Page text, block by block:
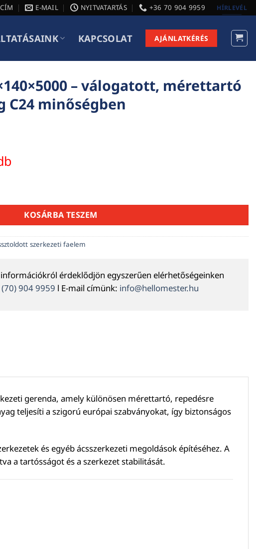
CÍM E-MAIL NYITVATARTÁS +36 70 904 9959 HÍRLEVÉL
KAPCSOLAT AJÁNLATKÉRÉS
– válogatott, mérettartó
C24 minőségben
mérettartó szerkezeti faanyag C24 minőségben
KOSÁRBA TESZEM
szerkezeti faelem
érdeklődjön egyszerűen elérhetőségeinken
904 9959 l E-mail címünk: info@hellomester.hu
gerenda, amely különösen mérettartó, repedésre
teljesíti a szigorú európai szabványokat, így biztonságos
és egyéb ácsszerkezeti megoldások építéséhez. A
a tartósságot és a szerkezet stabilitását.